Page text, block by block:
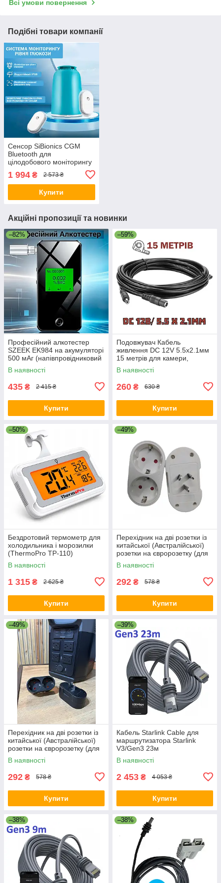
Всі умови повернення
Подібні товари компанії
Сенсор SiBionics CGM
Bluetooth для
цілодобового моніторингу
Android
1 994 ₴ 2 573 ₴
Купити
Акційні пропозиції та новинки
–82%
Професійний алкотестер
SZEEK EK984 на акумуляторі
500 мАг (напівпровідниковий
сенсор, 10 мундштуків +
чохол)
В наявності
435 ₴ 2 415 ₴
Купити
–59%
Подовжувач Кабель
живлення DC 12V 5.5х2.1мм
15 метрів для камери,
роутера, LED стрічки
В наявності
260 ₴ 630 ₴
Купити
–50%
Бездротовий термометр для
холодильника і морозилки
(ThermoPro TP-110)
В наявності
1 315 ₴ 2 625 ₴
Купити
–49%
Перехідник на дві розетки із
китайської (Австралійської)
розетки на євророзетку (для
Ecoflow) 10А / 250В для
подорожей Білий
В наявності
292 ₴ 578 ₴
Купити
–49%
Перехідник на дві розетки із
китайської (Австралійської)
розетки на євророзетку (для
Ecoflow) 10А / 250В для
подорожей Чорний
В наявності
292 ₴ 578 ₴
Купити
–39%
Кабель Starlink Cable для
маршрутизатора Starlink
V3/Gen3 23м
В наявності
2 453 ₴ 4 053 ₴
Купити
–38% –38%